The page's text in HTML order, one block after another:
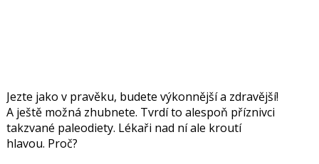
Jezte jako v pravěku, budete výkonnější a zdravější!
A ještě možná zhubnete. Tvrdí to alespoň příznivci
takzvané paleodiety. Lékaři nad ní ale kroutí
hlavou. Proč?